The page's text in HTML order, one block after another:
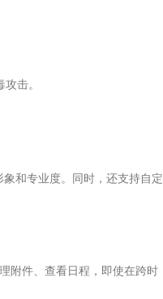
击。
和专业度。同时，还支持自定
附件、查看日程，即使在跨时